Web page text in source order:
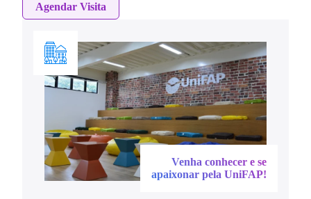
Venha conhecer e se
apaixonar pela UniFAP!
Agendar Visita